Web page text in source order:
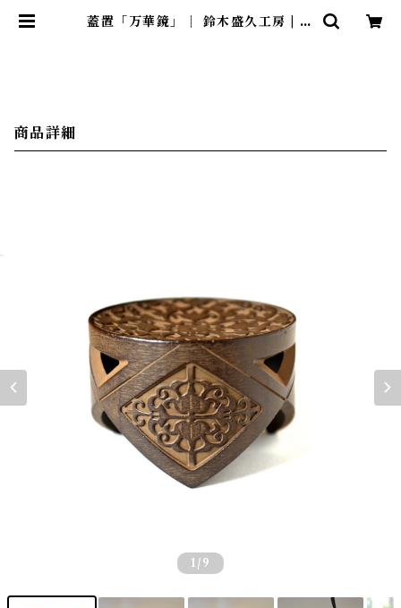
蓋置「万華鏡」｜ 鈴木盛久工房 | 暮
商品詳細
1 /9